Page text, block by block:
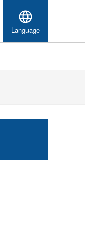
Language